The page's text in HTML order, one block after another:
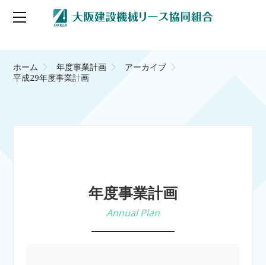
ホーム 年度事業計画
アーカイブ
平成29年度事業計画
年度事業計画
Annual Plan